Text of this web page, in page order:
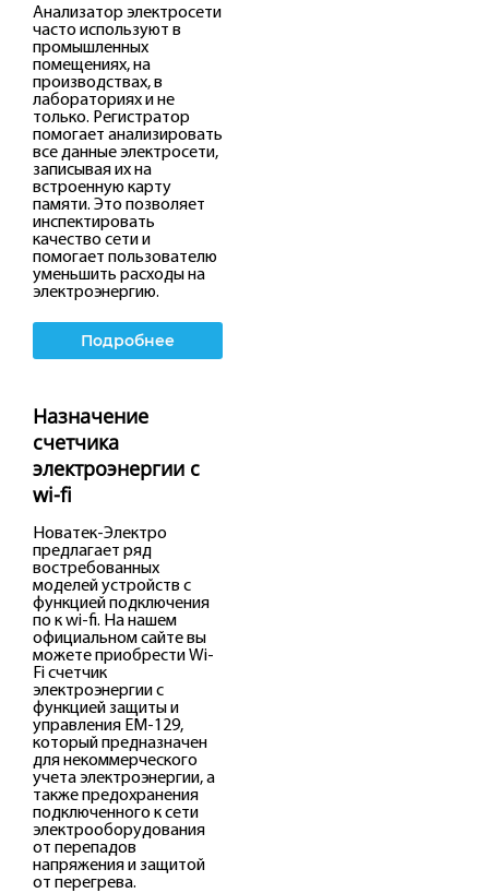
Анализатор электросети
часто используют в
промышленных
помещениях, на
производствах, в
лабораториях и не
только. Регистратор
помогает анализировать
все данные электросети,
записывая их на
встроенную карту
памяти. Это позволяет
инспектировать
качество сети и
помогает пользователю
уменьшить расходы на
электроэнергию.
Подробнее
Назначение
счетчика
электроэнергии с
wi-fi
Новатек-Электро
предлагает ряд
востребованных
моделей устройств с
функцией подключения
по к wi-fi. На нашем
официальном сайте вы
можете приобрести Wi-
Fi счетчик
электроэнергии с
функцией защиты и
управления ЕМ-129,
который предназначен
для некоммерческого
учета электроэнергии, а
также предохранения
подключенного к сети
электрооборудования
от перепадов
напряжения и защитой
от перегрева.